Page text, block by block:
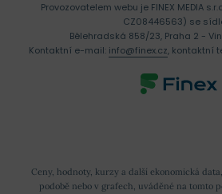
Ceny, hodnoty, kurzy a další ekonomická
podobě nebo v grafech, uváděné na tomto
Provozovatelem webu je FINEX MEDIA
CZ08446563) se
Bělehradská 858/23, Praha 2 -
Kontaktní e-mail: info@finex.cz, kontaktní